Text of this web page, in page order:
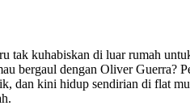
kuhabiskan di luar rumah
bergaul dengan Oliver Guerra?
dan kini hidup sendirian di flat